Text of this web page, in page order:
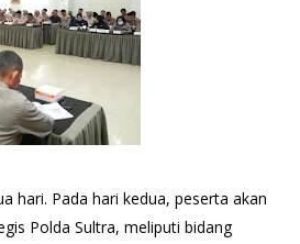
hari. Pada hari kedua, peserta akan
Polda Sultra, meliputi bidang